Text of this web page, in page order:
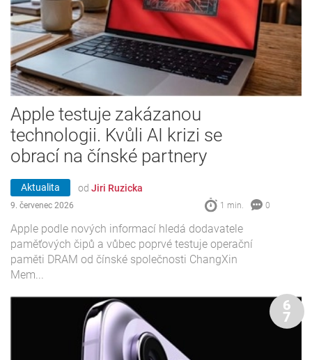
Apple testuje zakázanou
technologii. Kvůli AI krizi se
obrací na čínské partnery
Aktualita od Jiri Ruzicka
9. červenec 2026 1 min. 0
Apple podle nových informací hledá dodavatele
paměťových čipů a vůbec poprvé testuje operační
paměti DRAM od čínské společnosti ChangXin
Mem...
6
7